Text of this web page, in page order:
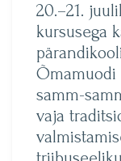
20.–21.
kursusega
Õmamuodi
samm-
vaja